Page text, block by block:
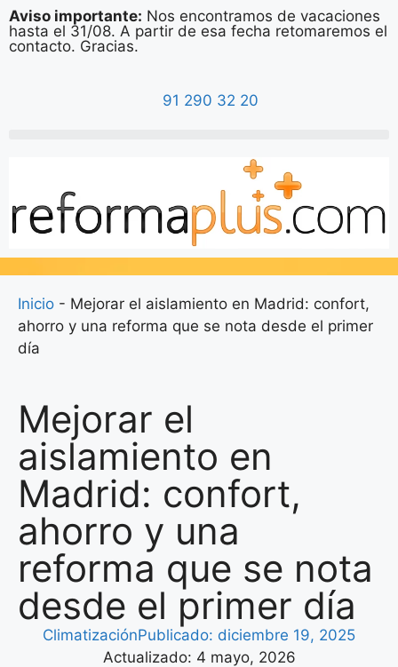
Aviso importante: Nos encontramos de vacaciones
hasta el 31/08. A partir de esa fecha retomaremos el
contacto. Gracias.
91 290 32 20
Inicio - Mejorar el aislamiento en Madrid: confort,
ahorro y una reforma que se nota desde el primer
día
Mejorar el
aislamiento en
Madrid: confort,
ahorro y una
reforma que se nota
desde el primer día
ClimatizaciónPublicado: diciembre 19, 2025
Actualizado: 4 mayo, 2026